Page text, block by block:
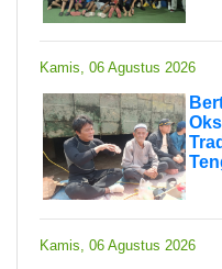
Kamis, 06 Agustus 2026
Kamis, 06 Agustus 2026